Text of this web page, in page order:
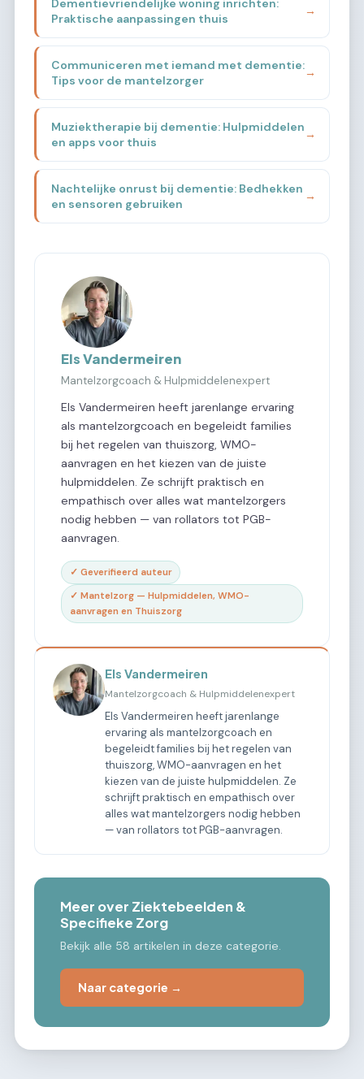
Dementievriendelijke woning inrichten:
Praktische aanpassingen thuis
→
Communiceren met iemand met dementie:
Tips voor de mantelzorger
→
Muziektherapie bij dementie: Hulpmiddelen
en apps voor thuis
→
Nachtelijke onrust bij dementie: Bedhekken
en sensoren gebruiken
→
Els Vandermeiren
Mantelzorgcoach & Hulpmiddelenexpert
Els Vandermeiren heeft jarenlange ervaring
als mantelzorgcoach en begeleidt families
bij het regelen van thuiszorg, WMO-
aanvragen en het kiezen van de juiste
hulpmiddelen. Ze schrijft praktisch en
empathisch over alles wat mantelzorgers
nodig hebben — van rollators tot PGB-
aanvragen.
✓ Geverifieerd auteur
✓ Mantelzorg — Hulpmiddelen, WMO-
aanvragen en Thuiszorg
Els Vandermeiren
Mantelzorgcoach & Hulpmiddelenexpert
Els Vandermeiren heeft jarenlange
ervaring als mantelzorgcoach en
begeleidt families bij het regelen van
thuiszorg, WMO-aanvragen en het
kiezen van de juiste hulpmiddelen. Ze
schrijft praktisch en empathisch over
alles wat mantelzorgers nodig hebben
— van rollators tot PGB-aanvragen.
Meer over Ziektebeelden &
Specifieke Zorg
Bekijk alle 58 artikelen in deze categorie.
Naar categorie →